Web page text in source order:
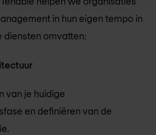
in hun eigen tempo in
diensten omvatten:
van je huidige
en definiëren van de